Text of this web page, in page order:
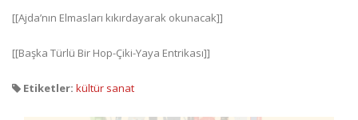
[[Ajda’nın Elmasları kıkırdayarak okunacak]]
[[Başka Türlü Bir Hop-Çiki-Yaya Entrikası]]
Etiketler: kültür sanat